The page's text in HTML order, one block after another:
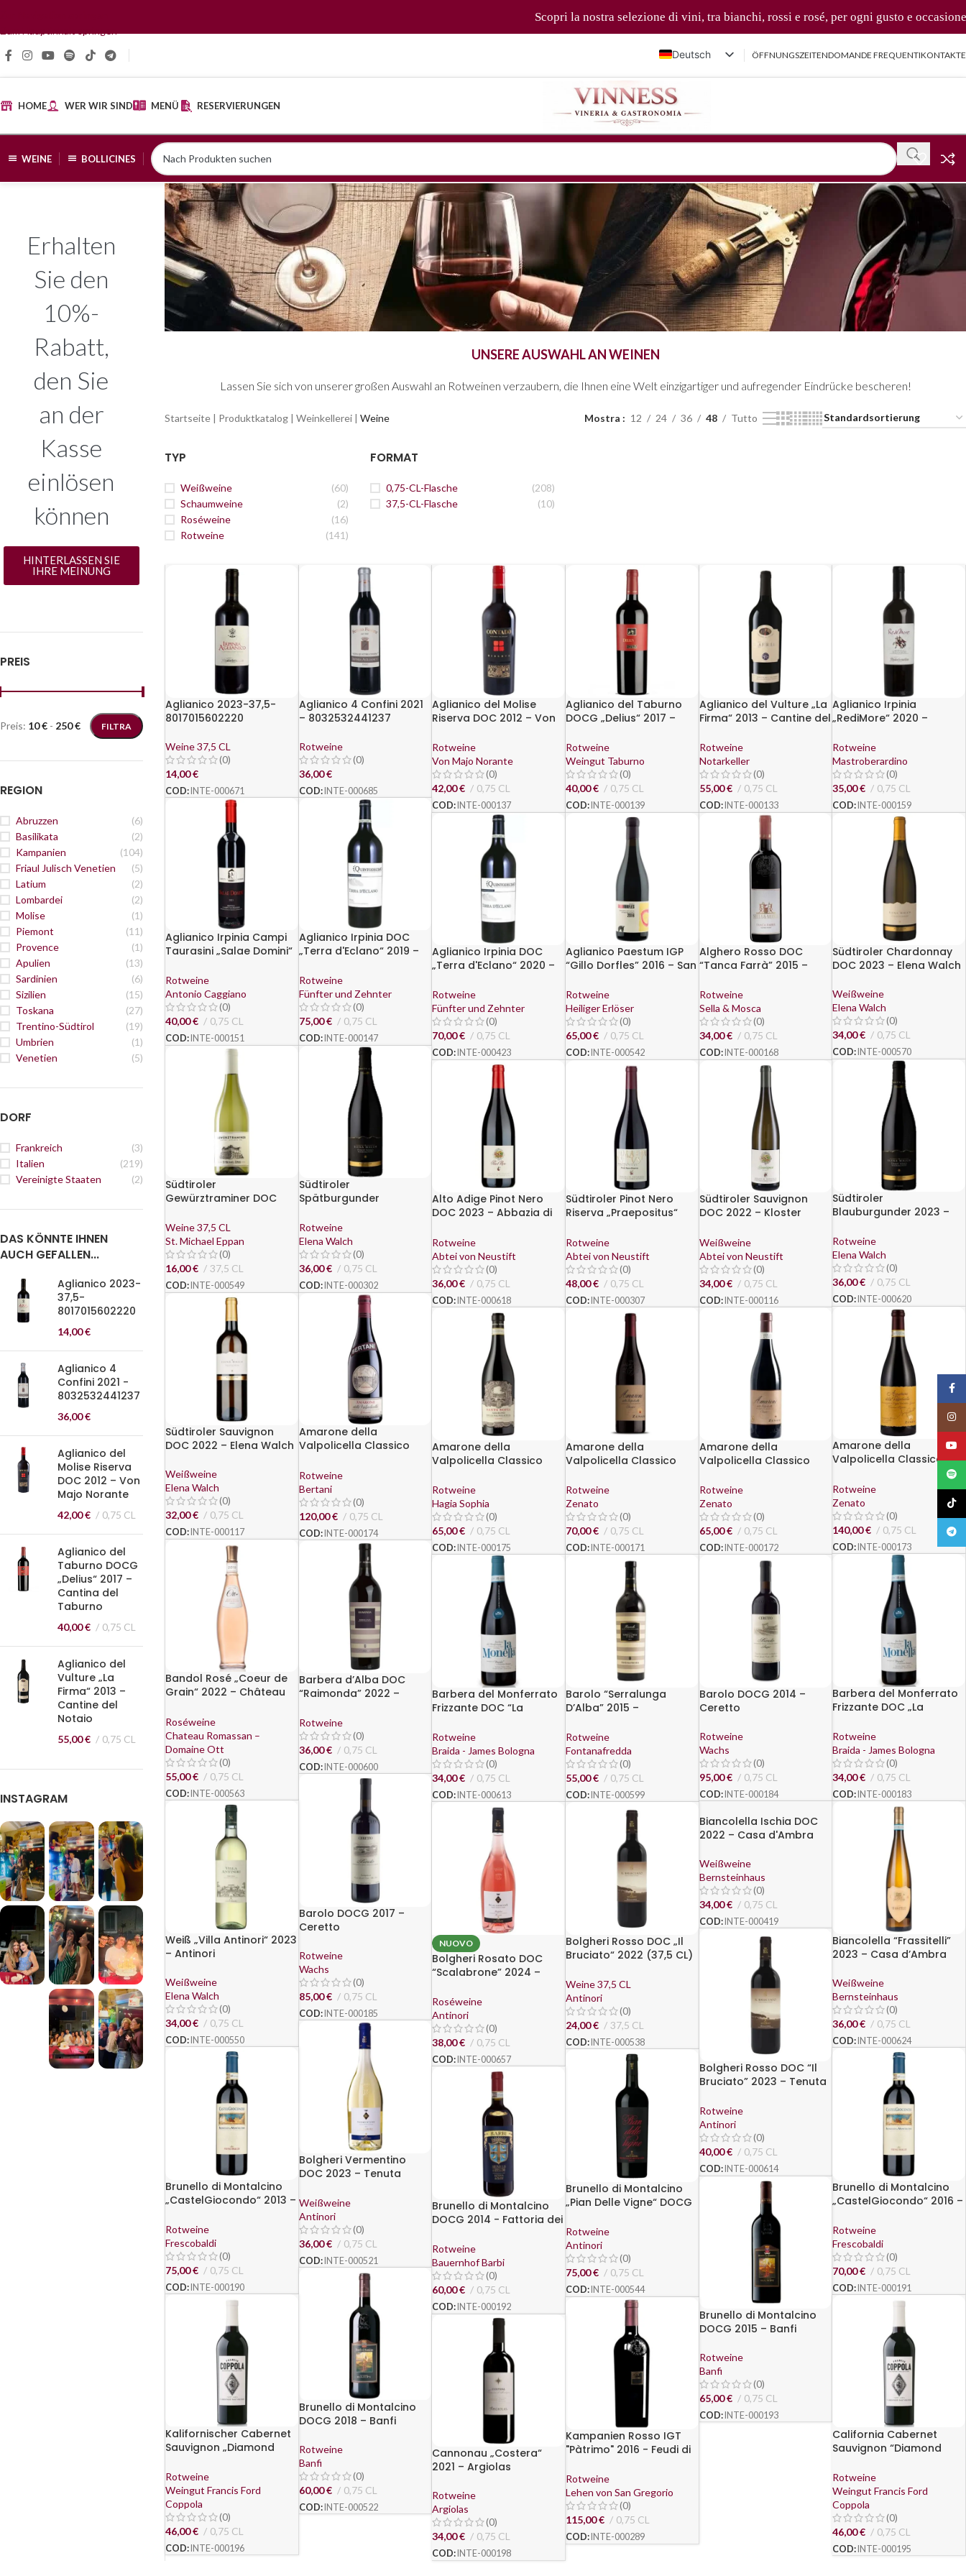
Scopri la nostra selezione di vini, tra bianchi, rossi e rosé, per ogni gusto e occasione 🍷✨
Deutsch
Italiano
English (UK)
ÖFFNUNGSZEITENDOMANDE FREQUENTIKONTAKTE
HOME WER WIR SIND MENÜ RESERVIERUNGEN
WEINE BOLLICINES
Erhalten
Sie den
10%-
Rabatt,
den Sie
an der
Kasse
einlösen
können
HINTERLASSEN SIE
IHRE MEINUNG
PREIS
FILTRA
Preis: 10 € - 250 €
REGION
Abruzzen
(6)
Basilikata
(2)
Kampanien
(104)
Friaul Julisch Venetien
(5)
Latium
(2)
Lombardei
(2)
Molise
(1)
Piemont
(11)
Provence
(1)
Apulien
(13)
Sardinien
(6)
Sizilien
(15)
Toskana
(27)
Trentino-Südtirol
(19)
Umbrien
(1)
Venetien
(5)
DORF
Frankreich
(3)
Italien
(219)
Vereinigte Staaten
(2)
DAS KÖNNTE IHNEN
AUCH GEFALLEN...
Aglianico 2023-
37,5-
8017015602220
14,00€
Aglianico 4
Confini 2021 -
8032532441237
36,00€
Aglianico del
Molise Riserva
DOC 2012 – Von
Majo Norante
42,00€ 0,75 CL
Aglianico del
Taburno DOCG
„Delius“ 2017 –
Cantina del
Taburno
40,00€ 0,75 CL
Aglianico del
Vulture „La
Firma“ 2013 –
Cantine del
Notaio
55,00€ 0,75 CL
INSTAGRAM
UNSERE AUSWAHL AN WEINEN
Lassen Sie sich von unserer großen Auswahl an Rotweinen verzaubern, die Ihnen eine Welt einzigartiger und aufregender Eindrücke bescheren!
Startseite Produktkatalog Weinkellerei Weine Mostra 12 24 36 48 Tutto
TYP
Weißweine
(60)
Schaumweine
(2)
Roséweine
(16)
Rotweine
(141)
FORMAT
0,75-CL-Flasche
(208)
37,5-CL-Flasche
(10)
Aglianico 2023-37,5-
8017015602220
Weine 37,5 CL
(0)
14,00€
COD: INTE-000671
Aglianico 4 Confini 2021
– 8032532441237
Rotweine
(0)
36,00€
COD: INTE-000685
Aglianico del Molise
Riserva DOC 2012 – Von
Rotweine
Von Majo Norante
(0)
42,00€ 0,75 CL
COD: INTE-000137
Aglianico del Taburno
DOCG „Delius“ 2017 –
Rotweine
Weingut Taburno
(0)
40,00€ 0,75 CL
COD: INTE-000139
Aglianico del Vulture „La
Firma“ 2013 – Cantine del
Rotweine
Notarkeller
(0)
55,00€ 0,75 CL
COD: INTE-000133
Aglianico Irpinia
„RediMore“ 2020 –
Rotweine
Mastroberardino
(0)
35,00€ 0,75 CL
COD: INTE-000159
Aglianico Irpinia Campi
Taurasini „Salae Domini“
Rotweine
Antonio Caggiano
(0)
40,00€ 0,75 CL
COD: INTE-000151
Aglianico Irpinia DOC
„Terra d'Eclano“ 2019 –
Rotweine
Fünfter und Zehnter
(0)
75,00€ 0,75 CL
COD: INTE-000147
Aglianico Irpinia DOC
„Terra d'Eclano“ 2020 –
Rotweine
Fünfter und Zehnter
(0)
70,00€ 0,75 CL
COD: INTE-000423
Aglianico Paestum IGP
“Gillo Dorfles” 2016 – San
Rotweine
Heiliger Erlöser
(0)
65,00€ 0,75 CL
COD: INTE-000542
Alghero Rosso DOC
“Tanca Farrà” 2015 –
Rotweine
Sella & Mosca
(0)
34,00€ 0,75 CL
COD: INTE-000168
Südtiroler Chardonnay
DOC 2023 – Elena Walch
Weißweine
Elena Walch
(0)
34,00€ 0,75 CL
COD: INTE-000570
Südtiroler
Gewürztraminer DOC
Michael Eppan
Weine 37,5 CL
St. Michael Eppan
(0)
16,00€ 37,5 CL
COD: INTE-000549
Südtiroler
Spätburgunder
Elena Walch
Rotweine
Elena Walch
(0)
36,00€ 0,75 CL
COD: INTE-000302
Südtiroler
Blauburgunder 2023 –
Rotweine
Elena Walch
(0)
36,00€ 0,75 CL
COD: INTE-000620
Alto Adige Pinot Nero
DOC 2023 – Abbazia di
Rotweine
Abtei von Neustift
(0)
36,00€ 0,75 CL
COD: INTE-000618
Südtiroler Pinot Nero
Riserva „Praepositus“
Rotweine
Abtei von Neustift
(0)
48,00€ 0,75 CL
COD: INTE-000307
Südtiroler Sauvignon
DOC 2022 – Kloster
Weißweine
Abtei von Neustift
(0)
34,00€ 0,75 CL
COD: INTE-000116
Südtiroler Sauvignon
DOC 2022 – Elena Walch
Weißweine
Elena Walch
(0)
32,00€ 0,75 CL
COD: INTE-000117
Amarone della
Valpolicella Classico
Rotweine
Bertani
(0)
120,00€ 0,75 CL
COD: INTE-000174
Amarone della
Valpolicella Classico
Zenato" 2012 - Zenato
Rotweine
Zenato
(0)
140,00€ 0,75 CL
COD: INTE-000173
Amarone della
Valpolicella Classico
Rotweine
Hagia Sophia
(0)
65,00€ 0,75 CL
COD: INTE-000175
Amarone della
Valpolicella Classico
Rotweine
Zenato
(0)
70,00€ 0,75 CL
COD: INTE-000171
Amarone della
Valpolicella Classico
Rotweine
Zenato
(0)
65,00€ 0,75 CL
COD: INTE-000172
Bandol Rosé „Coeur de
Grain“ 2022 – Château
Roséweine
Chateau Romassan –
Domaine Ott
(0)
55,00€ 0,75 CL
COD: INTE-000563
Barbera d’Alba DOC
“Raimonda” 2022 –
Rotweine
(0)
36,00€ 0,75 CL
COD: INTE-000600
Barbera del Monferrato
Frizzante DOC „La
di Giacomo Bologna
Rotweine
Braida - James Bologna
(0)
34,00€ 0,75 CL
COD: INTE-000183
Barbera del Monferrato
Frizzante DOC “La
di Giacomo Bologna
Rotweine
Braida - James Bologna
(0)
34,00€ 0,75 CL
COD: INTE-000613
Barolo “Serralunga
D’Alba” 2015 –
Rotweine
Fontanafredda
(0)
55,00€ 0,75 CL
COD: INTE-000599
Barolo DOCG 2014 –
Ceretto
Rotweine
Wachs
(0)
95,00€ 0,75 CL
COD: INTE-000184
Barolo DOCG 2017 –
Ceretto
Rotweine
Wachs
(0)
85,00€ 0,75 CL
COD: INTE-000185
Weiß „Villa Antinori“ 2023
– Antinori
Weißweine
Elena Walch
(0)
34,00€ 0,75 CL
COD: INTE-000550
Biancolella “Frassitelli”
2023 – Casa d’Ambra
Weißweine
Bernsteinhaus
(0)
36,00€ 0,75 CL
COD: INTE-000624
Biancolella Ischia DOC
2022 – Casa d'Ambra
Weißweine
Bernsteinhaus
(0)
34,00€ 0,75 CL
COD: INTE-000419
NUOVO
Bolgheri Rosato DOC
“Scalabrone” 2024 –
Antinori
Roséweine
Antinori
(0)
38,00€ 0,75 CL
COD: INTE-000657
Bolgheri Rosso DOC „Il
Bruciato“ 2022 (37,5 CL)
Tasso, Antinori
Weine 37,5 CL
Antinori
(0)
24,00€ 37,5 CL
COD: INTE-000538
Bolgheri Rosso DOC “Il
Bruciato” 2023 – Tenuta
Rotweine
Antinori
(0)
40,00€ 0,75 CL
COD: INTE-000614
Bolgheri Vermentino
DOC 2023 – Tenuta
Weißweine
Antinori
(0)
36,00€ 0,75 CL
COD: INTE-000521
Brunello di Montalcino
„CastelGiocondo“ 2013 –
Rotweine
Frescobaldi
(0)
75,00€ 0,75 CL
COD: INTE-000190
Brunello di Montalcino
„CastelGiocondo“ 2016 –
Rotweine
Frescobaldi
(0)
70,00€ 0,75 CL
COD: INTE-000191
Brunello di Montalcino
„Pian Delle Vigne“ DOCG
Rotweine
Antinori
(0)
75,00€ 0,75 CL
COD: INTE-000544
Brunello di Montalcino
DOCG 2014 - Fattoria dei
Rotweine
Bauernhof Barbi
(0)
60,00€ 0,75 CL
COD: INTE-000192
Brunello di Montalcino
DOCG 2015 – Banfi
Rotweine
Banfi
(0)
65,00€ 0,75 CL
COD: INTE-000193
Brunello di Montalcino
DOCG 2018 – Banfi
Rotweine
Banfi
(0)
60,00€ 0,75 CL
COD: INTE-000522
Kalifornischer Cabernet
Sauvignon „Diamond
2019 – Francis Ford
Coppola Winery
Rotweine
Weingut Francis Ford
Coppola
(0)
46,00€ 0,75 CL
COD: INTE-000196
California Cabernet
Sauvignon “Diamond
2017 – Francis Ford
Coppola Winery
Rotweine
Weingut Francis Ford
Coppola
(0)
46,00€ 0,75 CL
COD: INTE-000195
Kampanien Rosso IGT
"Pàtrimo" 2016 - Feudi di
Rotweine
Lehen von San Gregorio
(0)
115,00€ 0,75 CL
COD: INTE-000289
Cannonau „Costera“
2021 – Argiolas
Rotweine
Argiolas
(0)
34,00€ 0,75 CL
COD: INTE-000198